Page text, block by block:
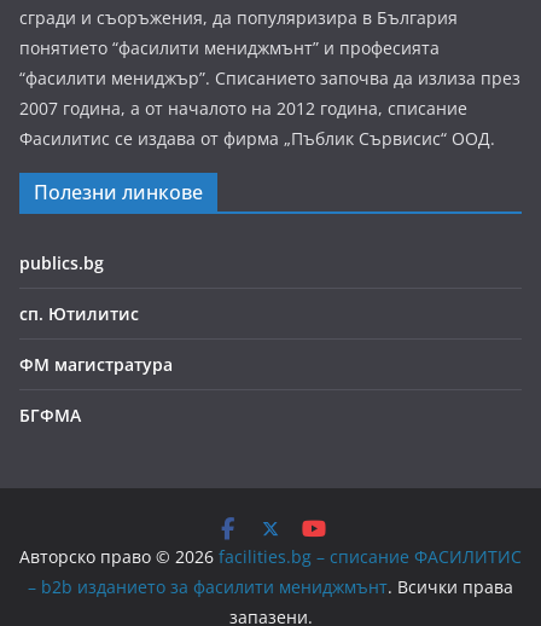
сгради и съоръжения, да популяризира в България
понятието “фасилити мениджмънт” и професията
“фасилити мениджър”. Списанието започва да излиза през
2007 година, а от началото на 2012 година, списание
Фасилитис се издава от фирма „Пъблик Сървисис“ ООД.
Полезни линкове
publics.bg
сп. Ютилитис
ФМ магистратура
БГФМА
Авторско право © 2026 facilities.bg – списание ФАСИЛИТИС
– b2b изданието за фасилити мениджмънт. Всички права
запазени.